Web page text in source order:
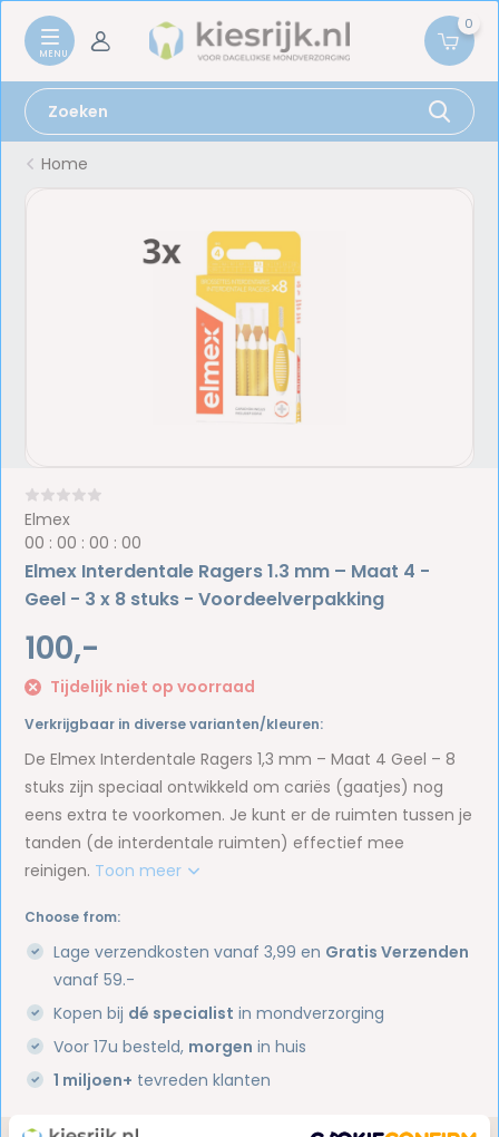
0
Home
Elmex
00 :00 :00 :00
Elmex Interdentale Ragers 1.3 mm – Maat 4 -
Geel - 3 x 8 stuks - Voordeelverpakking
100,-
Tijdelijk niet op voorraad
Verkrijgbaar in diverse varianten/kleuren:
De Elmex Interdentale Ragers 1,3 mm – Maat 4 Geel – 8
stuks zijn speciaal ontwikkeld om cariës (gaatjes) nog
eens extra te voorkomen. Je kunt er de ruimten tussen je
tanden (de interdentale ruimten) effectief mee
reinigen. Toon meer
Choose from:
Lage verzendkosten vanaf 3,99 en Gratis Verzenden
vanaf 59.-
Kopen bij dé specialist in mondverzorging
Voor 17u besteld, morgen in huis
1 miljoen+ tevreden klanten